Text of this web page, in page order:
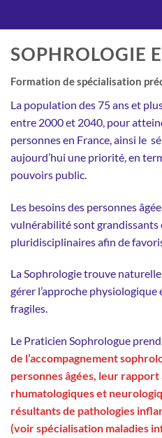
SOPHROLOGIE
Formation de spécialisation
La population des 75 ans et
entre 2000 et 2040, pour
personnes en France, ainsi le
aujourd’hui une priorité, en
pouvoirs public.
Les besoins des personnes
vulnérabilité sont grandissants
pluridisciplinaires afin de
La Sophrologie trouve
gérer l’approche
fragiles.
Le Praticien Sophrologue
de l’accompagnement
personnes âgées, leur
rhumatologiques et
résultants de pathologies
(voir spécialisation maladies